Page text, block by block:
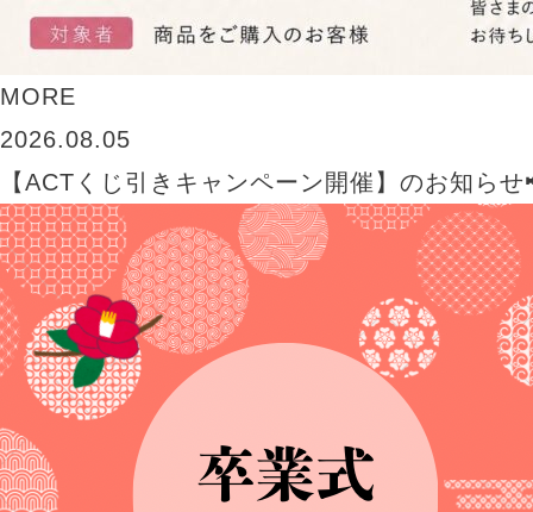
MORE
2026.08.05
【ACTくじ引きキャンペーン開催】のお知らせ